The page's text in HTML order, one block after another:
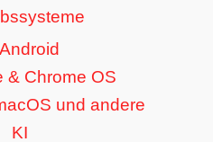
Android
& Chrome OS
und andere
KI